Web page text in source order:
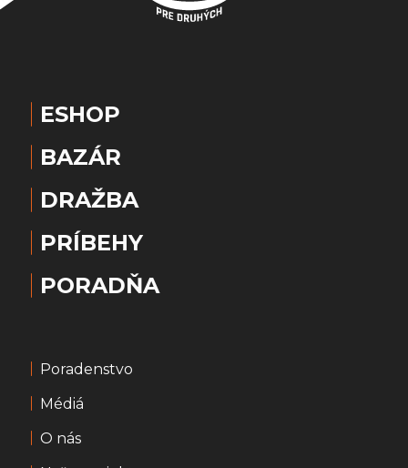
ESHOP
BAZÁR
DRAŽBA
PRÍBEHY
PORADŇA
Poradenstvo
Médiá
O nás